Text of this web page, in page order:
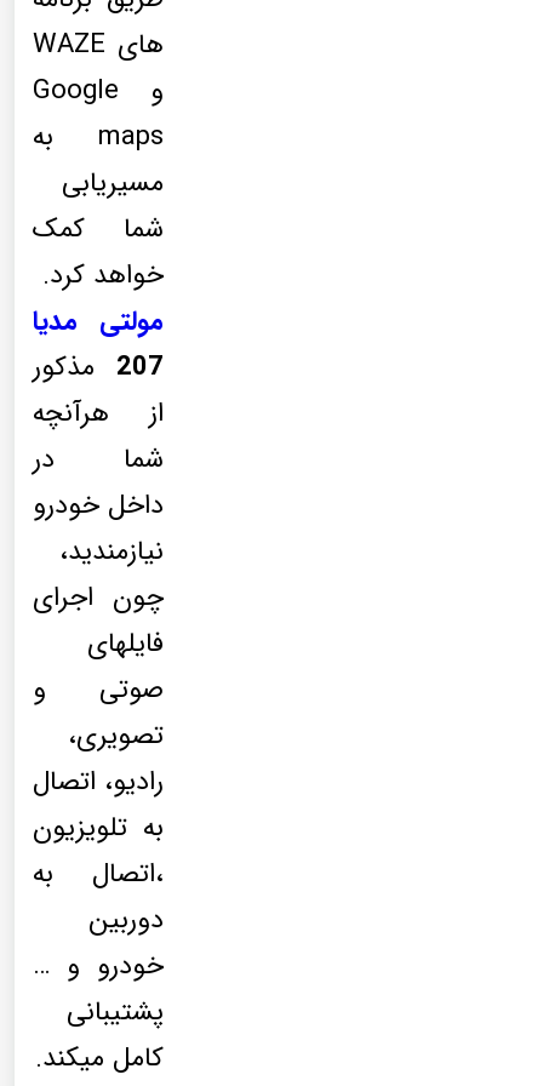
های WAZE
و Google
maps به
مسیریابی
شما کمک
خواهد کرد.
مولتی مدیا
207 مذکور
از هرآنچه
شما در
داخل خودرو
نیازمندید،
چون اجرای
فایلهای
صوتی و
تصویری،
رادیو، اتصال
به تلویزیون
،اتصال به
دوربین
خودرو و …
پشتیبانی
کامل میکند.